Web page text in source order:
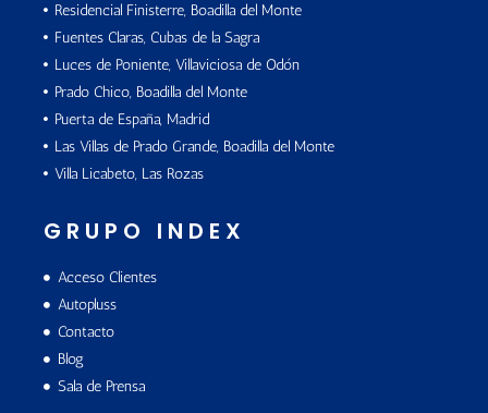
Residencial Finisterre, Boadilla del Monte
Fuentes Claras, Cubas de la Sagra
Luces de Poniente, Villaviciosa de Odón
Prado Chico, Boadilla del Monte
Puerta de España, Madrid
Las Villas de Prado Grande, Boadilla del Monte
Villa Licabeto, Las Rozas
GRUPO INDEX
Acceso Clientes
Autopluss
Contacto
Blog
Sala de Prensa